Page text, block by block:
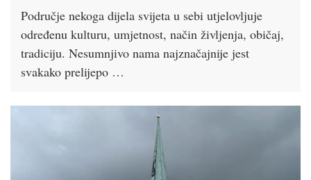
Područje nekoga dijela svijeta u sebi utjelovljuje
određenu kulturu, umjetnost, način življenja, običaj,
tradiciju. Nesumnjivo nama najznačajnije jest
svakako prelijepo …